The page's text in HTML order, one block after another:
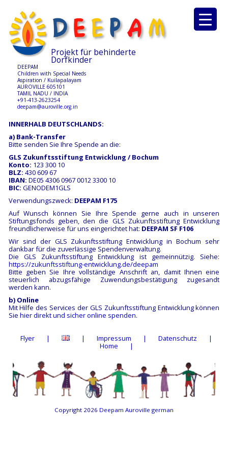
Projekt für behinderte
Dorfkinder
DEEPAM
Children with Special Needs
Aspiration / Kuilapalayam
AUROVILLE 605101
TAMIL NADU / INDIA
+91-413-2623254
deepam@auroville.org.in
INNERHALB DEUTSCHLANDS:
a) Bank-Transfer
Bitte senden Sie Ihre Spende an die:
GLS Zukunftsstiftung Entwicklung / Bochum
Konto: 123 300 10
BLZ: 430 609 67
IBAN: DE05 4306 0967 0012 3300 10
BIC: GENODEM1GLS
Verwendungszweck: DEEPAM F175
Auf Wunsch können Sie Ihre Spende gerne auch in unseren
Stiftungsfonds geben, den die GLS Zukunftsstiftung Entwicklung
freundlicherweise für uns eingerichtet hat: DEEPAM SF F106
Wir sind der GLS Zukunftsstiftung Entwicklung in Bochum sehr
dankbar für die zuverlässige Spendenverwaltung.
Die GLS Zukunftsstiftung Entwicklung ist gemeinnützig. Siehe:
https://zukunftsstiftung-entwicklung.de/deepam
Bitte geben Sie Ihre vollständige Anschrift an, damit Ihnen eine
steuerlich abzugsfähige Zuwendungsbestätigung zugesandt
werden kann.
b) Online
Mit Hilfe des Services der GLS Zukunftsstiftung Entwicklung können
Sie hier direkt und sicher online spenden.
Flyer Impressum
Datenschutz
Home
Copyright 2026 Deepam Auroville german